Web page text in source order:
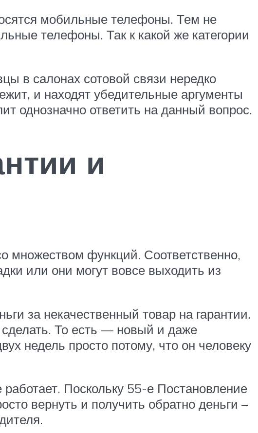
мобильные телефоны. Тем не
телефоны. Так к какой же категории
в салонах сотовой связи нередко
и находят убедительные аргументы
однозначно ответить на данный вопрос.
и
множеством функций. Соответственно,
или они могут вовсе выходить из
за некачественный товар на гарантии.
сделать. То есть — новый и даже
недель просто потому, что он человеку
Поскольку 55-е Постановление
вернуть и получить обратно деньги –